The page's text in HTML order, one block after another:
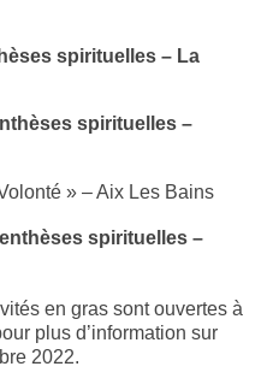
spirituelles – La
spirituelles –
» – Aix Les Bains
spirituelles –
en gras sont ouvertes à
plus d’information sur
2022.